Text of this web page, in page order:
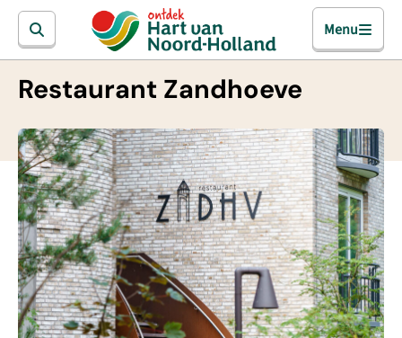
Menu
Restaurant Zandhoeve